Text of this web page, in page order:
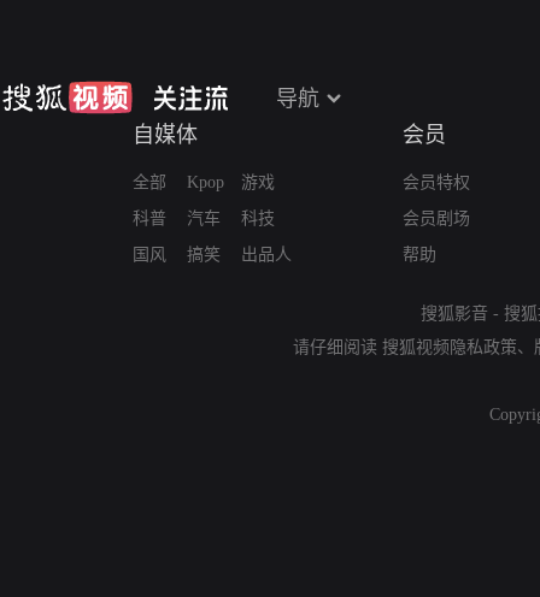
导航
自媒体
全部
科普
国风
Kpop
汽车
搞笑
游戏
科技
出品人
会员
会员特权
会员剧场
帮助
搜狐影音 - 搜
请仔细阅读 搜狐视频隐私政策、